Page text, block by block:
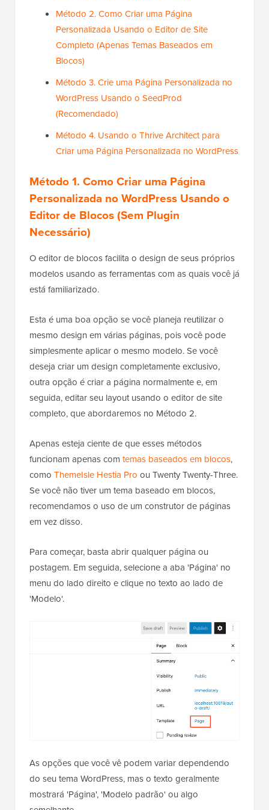
Método 2. Como Criar uma Página
Personalizada Usando o Editor de Site
Completo (Apenas Temas Baseados em
Blocos)
Método 3. Crie uma Página Personalizada no
WordPress Usando o SeedProd
(Recomendado)
Método 4. Usando o Thrive Architect para
Criar uma Página Personalizada no WordPress
Método 1. Como Criar uma Página
Personalizada no WordPress Usando o
Editor de Blocos (Sem Plugin
Necessário)
O editor de blocos facilita o design de seus próprios
modelos usando as ferramentas com as quais você já
está familiarizado.
Esta é uma boa opção se você planeja reutilizar o
mesmo design em várias páginas, pois você pode
simplesmente aplicar o mesmo modelo. Se você
deseja criar um design completamente exclusivo,
outra opção é criar a página normalmente e, em
seguida, editar seu layout usando o editor de site
completo, que abordaremos no Método 2.
Apenas esteja ciente de que esses métodos
funcionam apenas com temas baseados em blocos,
como ThemeIsle Hestia Pro ou Twenty Twenty-Three.
Se você não tiver um tema baseado em blocos,
recomendamos o uso de um construtor de páginas
em vez disso.
Para começar, basta abrir qualquer página ou
postagem. Em seguida, selecione a aba 'Página' no
menu do lado direito e clique no texto ao lado de
'Modelo'.
As opções que você vê podem variar dependendo
do seu tema WordPress, mas o texto geralmente
mostrará 'Página', 'Modelo padrão' ou algo